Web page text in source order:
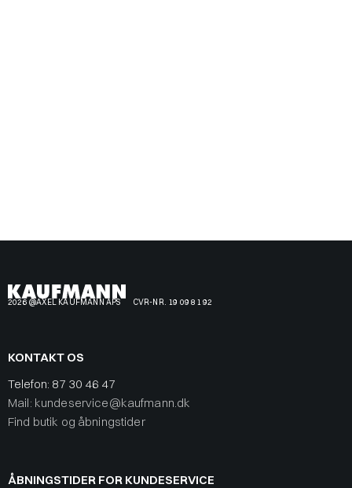
2026 @AXEL KAUFMANN APS CVR-NR. 19 09 81 92
KONTAKT OS
Telefon: 87 30 46 47
Mail: kundeservice@kaufmann.dk
Find butik og åbningstider
ÅBNINGSTIDER FOR KUNDESERVICE